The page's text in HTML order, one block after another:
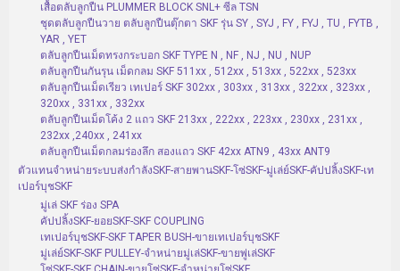
เสื้อตลับลูกปืน PLUMMER BLOCK SNL+ ซีล TSN
ชุดตลับลูกปืนวาย ตลับลูกปืนตุ๊กตา SKF รุ่น SY , SYJ , FY , FYJ , TU , FYTB ,
YAR , YET
ตลับลูกปืนเม็ดทรงกระบอก SKF TYPE N , NF , NJ , NU , NUP
ตลับลูกปืนกันรุน เม็ดกลม SKF 511xx , 512xx , 513xx , 522xx , 523xx
ตลับลูกปืนเม็ดเรียว เทเปอร์ SKF 302xx , 303xx , 313xx , 322xx , 323xx ,
320xx , 331xx , 332xx
ตลับลูกปืนเม็ดโค้ง 2 แถว SKF 213xx , 222xx , 223xx , 230xx , 231xx ,
232xx ,240xx , 241xx
ตลับลูกปืนเม็ดกลมร่องลึก สองแถว SKF 42xx ATN9 , 43xx ANT9
ตัวแทนจำหน่ายระบบส่งกำลังSKF-สายพานSKF-โซ่SKF-มู่เล่ย์SKF-คัปปลิ้งSKF-เท
เปอร์บุชSKF
มู่เล่ SKF ร่อง SPA
คัปปลิ้งSKF-ยอยSKF-SKF COUPLING
เทเปอร์บุชSKF-SKF TAPER BUSH-ขายเทเปอร์บุชSKF
มู่เล่ย์SKF-SKF PULLEY-จำหน่ายมู่เล่SKF-ขายพู่เล่SKF